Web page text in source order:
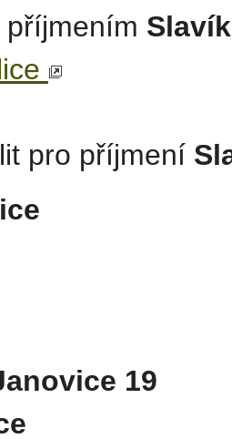
příjmením Slavík
pro příjmení
19